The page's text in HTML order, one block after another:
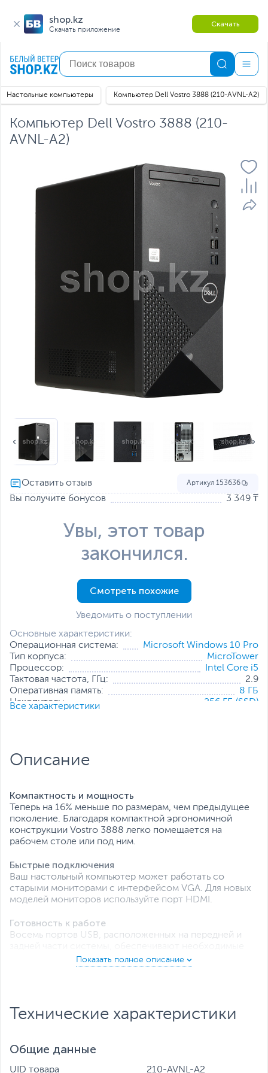
shop.kz
Скачать приложение
Скачать
Настольные компьютеры Компьютер Dell Vostro 3888 (210-AVNL-A2)
Компьютер Dell Vostro 3888 (210-
AVNL-A2)
Основные характеристики:
Операционная система:
Microsoft Windows 10 Pro
Тип корпуса:
MicroTower
Процессор:
Intel Core i5
Тактовая частота, ГГц:
2.9
Оперативная память:
8 ГБ
Накопитель:
256 ГБ (SSD)
Все характеристики
Все характеристики
Артикул 153636
Вы получите бонусов 3 349 ₸
Увы, этот товар
закончился.
Смотреть похожие
Уведомить о поступлении
Описание
Компактность и мощность
Теперь на 16% меньше по размерам, чем предыдущее
поколение. Благодаря компактной эргономичной
конструкции Vostro 3888 легко помещается на
рабочем столе или под ним.
Быстрые подключения
Ваш настольный компьютер может работать со
старыми мониторами с интерфейсом VGA. Для новых
моделей мониторов используйте порт HDMI.
Готовность к работе
Восемь портов USB, расположенных на передней и
подключения в течение рабочего дня.
Технические характеристики
Общие данные
UID товара 210-AVNL-A2